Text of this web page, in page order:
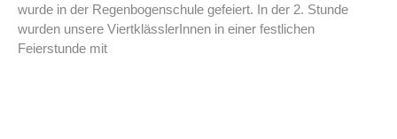
wurde in der Regenbogenschule gefeiert. In der 2. Stunde
wurden unsere ViertklässlerInnen in einer festlichen
Feierstunde mit